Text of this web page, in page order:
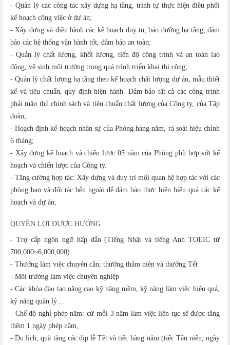
- Quản lý các công tác xây dựng hạ tầng, trình tự thực hiện điều phối
kế hoạch công việc ở dự án;
- Xây dựng và điều hành các kế hoạch duy tu, bảo dưỡng hạ tầng, đảm
bảo các hệ thống vận hành tốt, đảm bảo an toàn;
- Quản lý chất lượng, khối lượng, tiến độ công trình và an toàn lao
động, vệ sinh môi trường trong quá trình triển khai thi công;
- Quản lý chất lượng hạ tầng theo kế hoạch chất lượng dự án, mẫu thiết
kế và tiêu chuẩn, quy định hiện hành. Đảm bảo tất cả các công trình
phải tuân thủ chính sách và tiêu chuẩn chất lượng của Công ty, của Tập
đoàn;
- Hoạch định kế hoạch nhân sự của Phòng hàng năm, rà soát hiệu chỉnh
6 tháng;
- Xây dựng kế hoạch và chiến lược 05 năm của Phòng phù hợp với kế
hoạch và chiến lược của Công ty.
- Tăng cường hợp tác: Xây dựng và duy trì mối quan hệ hợp tác với các
phòng ban và đối tác bên ngoài để đảm bảo thực hiện hiệu quả các kế
hoạch và dự án;
QUYỀN LỢI ĐƯỢC HƯỞNG
- Trợ cấp ngôn ngữ hấp dẫn (Tiếng Nhật và tiếng Anh TOEIC từ
700,000~6,000,000)
- Thưởng làm việc chuyên cần; thưởng thâm niên và thưởng Tết
- Môi trường làm việc chuyên nghiệp
- Các khóa đào tạo nâng cao kỹ năng mềm, kỹ năng làm việc hiệu quả,
kỹ năng quản lý…
- Chế độ nghỉ phép năm: cứ mỗi 3 năm làm việc liên tục sẽ được tăng
thêm 1 ngày phép năm,
- Du lịch, quà tặng các dịp lễ Tết và tiệc hàng năm (tiệc Tân niên, ngày